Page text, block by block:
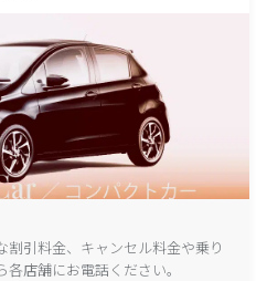
割引料金、キャンセル料金や乗り
店舗にお電話ください。